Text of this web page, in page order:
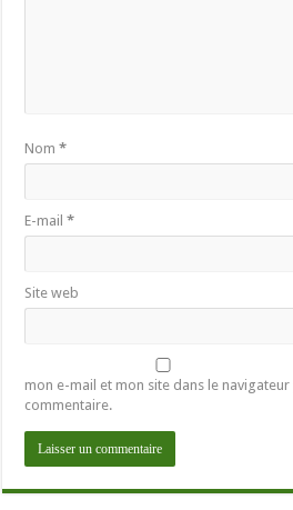
Nom*
E-mail*
Site web
mon e-mail et mon site dans le
commentaire.